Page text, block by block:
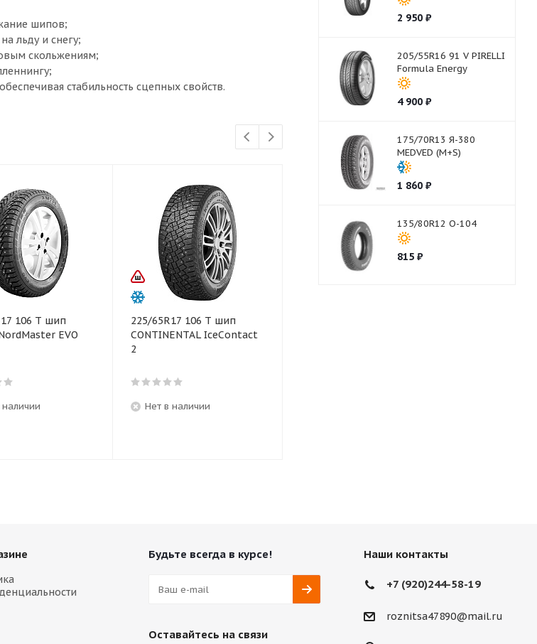
шипов;
льду и снегу;
скольжениям;
стабильность сцепных свойств.
106 T шип
EVO
225/65R17 106 T шип
CONTINENTAL IceContact
2
Нет в наличии
2 950₽
205/55R16 91 V PIRELLI
Formula Energy
4 900₽
175/70R13 Я-380
MEDVED (M+S)
1 860₽
135/80R12 О-104
815₽
Будьте всегда в курсе!
Оставайтесь на связи
Наши контакты
+7 (920)244-58-19
roznitsa47890@mail.ru